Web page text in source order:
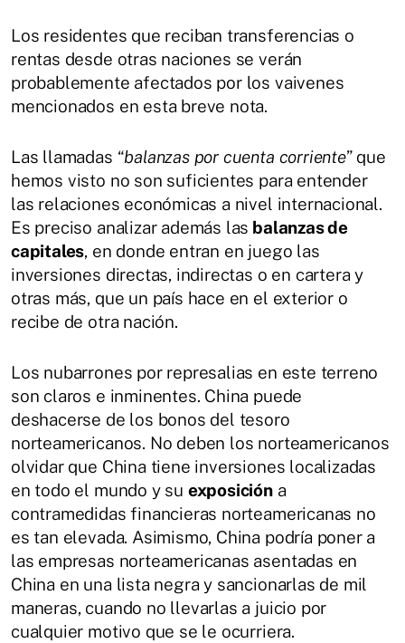
Los residentes que reciban transferencias o
rentas desde otras naciones se verán
probablemente afectados por los vaivenes
mencionados en esta breve nota.
Las llamadas “balanzas por cuenta corriente” que
hemos visto no son suficientes para entender
las relaciones económicas a nivel internacional.
Es preciso analizar además las balanzas de
capitales, en donde entran en juego las
inversiones directas, indirectas o en cartera y
otras más, que un país hace en el exterior o
recibe de otra nación.
Los nubarrones por represalias en este terreno
son claros e inminentes. China puede
deshacerse de los bonos del tesoro
norteamericanos. No deben los norteamericanos
olvidar que China tiene inversiones localizadas
en todo el mundo y su exposicióna
contramedidas financieras norteamericanas no
es tan elevada. Asimismo, China podría poner a
las empresas norteamericanas asentadas en
China en una lista negra y sancionarlas de mil
maneras, cuando no llevarlas a juicio por
cualquier motivo que se le ocurriera.